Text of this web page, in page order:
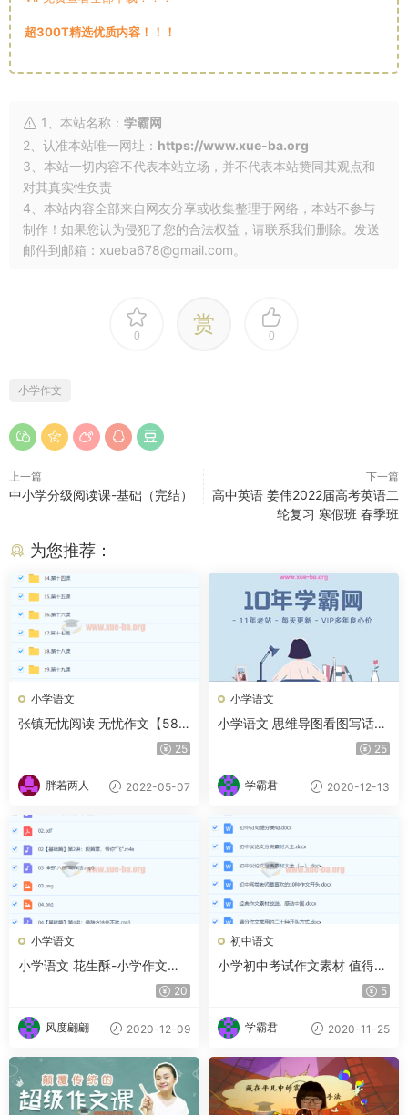
超300T精选优质内容！！！
1、本站名称： 学霸网
2、认准本站唯一网址： https://www.xue-ba.org
3、本站一切内容不代表本站立场，并不代表本站赞同其观点和
对其真实性负责
4、本站内容全部来自网友分享或收集整理于网络，本站不参与
制作！如果您认为侵犯了您的合法权益，请联系我们删除。发送
邮件到邮箱：xueba678@gmail.com。
0 赏 0
小学作文
上一篇
中小学分级阅读课-基础（完结）
下一篇
高中英语 姜伟2022届高考英语二
轮复习 寒假班 春季班
为您推荐：
小学语文
张镇无忧阅读 无忧作文【58.4
25
胖若两人 2022-05-07
小学语文
小学语文 思维导图看图写话
小学作文小学1-6年级PPT课件
25
学霸君 2020-12-13
小学语文
小学语文 花生酥-小学作文高
20
风度翩翩 2020-12-09
初中语文
小学初中考试作文素材 值得收
5
学霸君 2020-11-25